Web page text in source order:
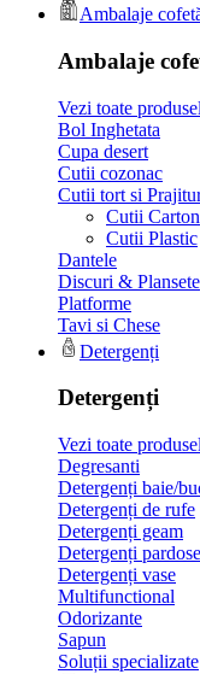
Ambalaje
Ambalaje
Vezi toate
Bol Inghetata
Cupa desert
Cutii cozonac
Cutii tort si
Cutii Carton
Cutii Plastic
Dantele
Discuri & Plansete
Platforme
Tavi si Chese
Detergenți
Detergenți
Vezi toate
Degresanti
Detergenți baie/
Detergenți de rufe
Detergenți geam
Detergenți
Detergenți vase
Multifunctional
Odorizante
Sapun
Soluții specializate